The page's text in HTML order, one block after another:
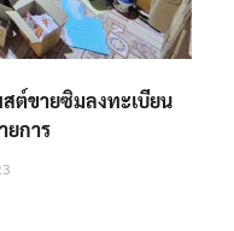
สต์ขายซิมลงทะเบียน
ยการ